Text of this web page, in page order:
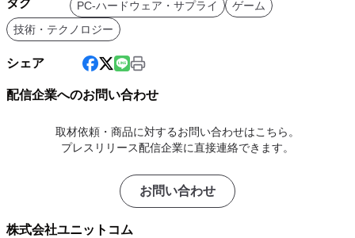
タグ PC-ハードウェア・サプライ
ゲーム
技術・テクノロジー
シェア
配信企業へのお問い合わせ
取材依頼・商品に対するお問い合わせはこちら。
プレスリリース配信企業に直接連絡できます。
お問い合わせ
株式会社ユニットコム